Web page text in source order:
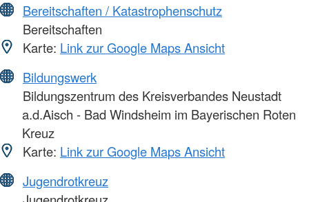
Bereitschaften / Katastrophenschutz
Bereitschaften
Karte: Link zur Google Maps Ansicht
Bildungswerk
Bildungszentrum des Kreisverbandes Neustadt
a.d.Aisch - Bad Windsheim im Bayerischen Roten
Kreuz
Karte: Link zur Google Maps Ansicht
Jugendrotkreuz